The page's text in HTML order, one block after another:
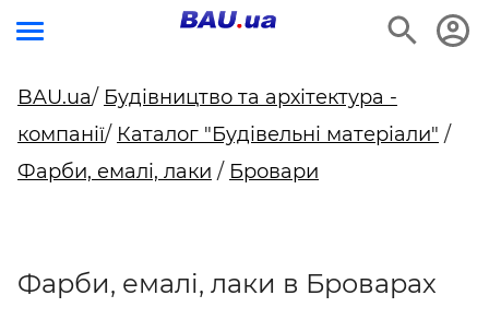
BAU.ua/ Будівництво та архітектура -
компанії/ Каталог "Будівельні матеріали" /
Фарби, емалі, лаки / Бровари
Фарби, емалі, лаки в Броварах